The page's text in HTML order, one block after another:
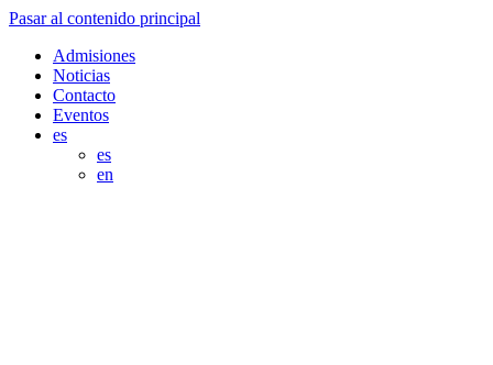
Pasar al contenido principal
Admisiones
Noticias
Contacto
Eventos
es
es
en